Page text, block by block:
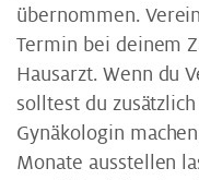
übernommen.
Termin bei deinem
Hausarzt. Wenn du
solltest du
Gynäkologin
Monate ausstellen